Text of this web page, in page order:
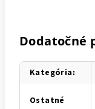
Dodatočné
Kategória:
Ostatné